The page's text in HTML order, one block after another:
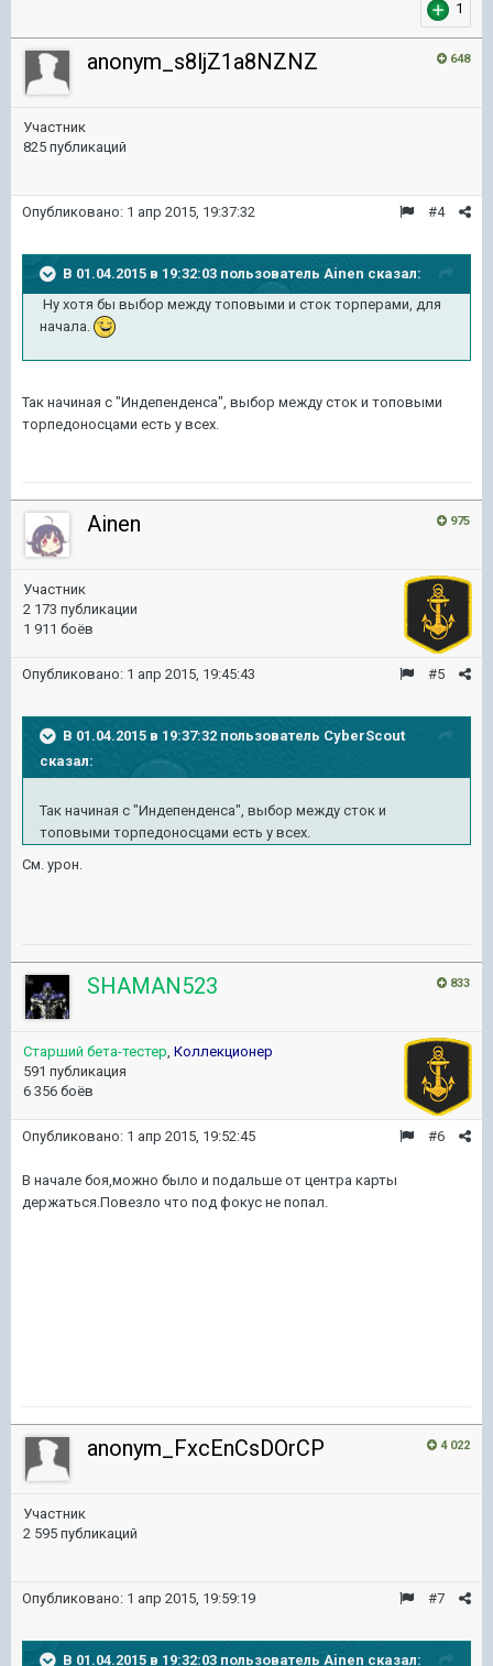
1
648
anonym_s8ljZ1a8NZNZ
Участник
825 публикаций
#4
Опубликовано: 1 апр 2015, 19:37:32
В 01.04.2015 в 19:32:03 пользователь Ainen сказал:
Ну хотя бы выбор между топовыми и сток торперами, для
начала.
Так начиная с "Индепенденса", выбор между сток и топовыми
торпедоносцами есть у всех.
975
Ainen
Участник
2 173 публикации
1 911 боёв
#5
Опубликовано: 1 апр 2015, 19:45:43
В 01.04.2015 в 19:37:32 пользователь CyberScout
сказал:
Так начиная с "Индепенденса", выбор между сток и
топовыми торпедоносцами есть у всех.
См. урон.
833
SHAMAN523
Старший бета-тестер Коллекционер
591 публикация
6 356 боёв
#6
Опубликовано: 1 апр 2015, 19:52:45
В начале боя,можно было и подальше от центра карты
держаться.Повезло что под фокус не попал.
4 022
anonym_FxcEnCsDOrCP
Участник
2 595 публикаций
#7
Опубликовано: 1 апр 2015, 19:59:19
В 01.04.2015 в 19:32:03 пользователь Ainen сказал: